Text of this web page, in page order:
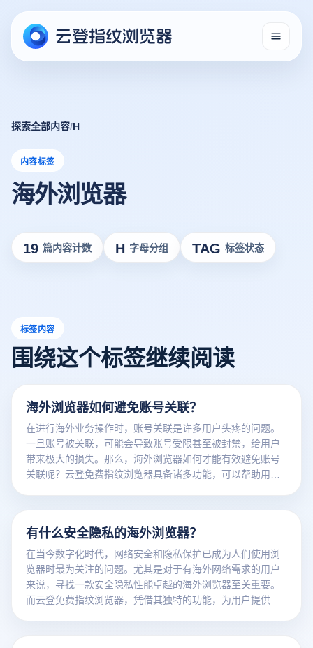
探索全部内容/H
内容标签
海外浏览器
19 篇内容计数 H 字母分组 TAG 标签状态
标签内容
围绕这个标签继续阅读
海外浏览器如何避免账号关联？
在进行海外业务操作时，账号关联是许多用户头疼的问题。
一旦账号被关联，可能会导致账号受限甚至被封禁，给用户
带来极大的损失。那么，海外浏览器如何才能有效避免账号
关联呢？云登免费指纹浏览器具备诸多功能，可以帮助用户
有什么安全隐私的海外浏览器？
在当今数字化时代，网络安全和隐私保护已成为人们使用浏
览器时最为关注的问题。尤其是对于有海外网络需求的用户
来说，寻找一款安全隐私性能卓越的海外浏览器至关重要。
而云登免费指纹浏览器，凭借其独特的功能，为用户提供了